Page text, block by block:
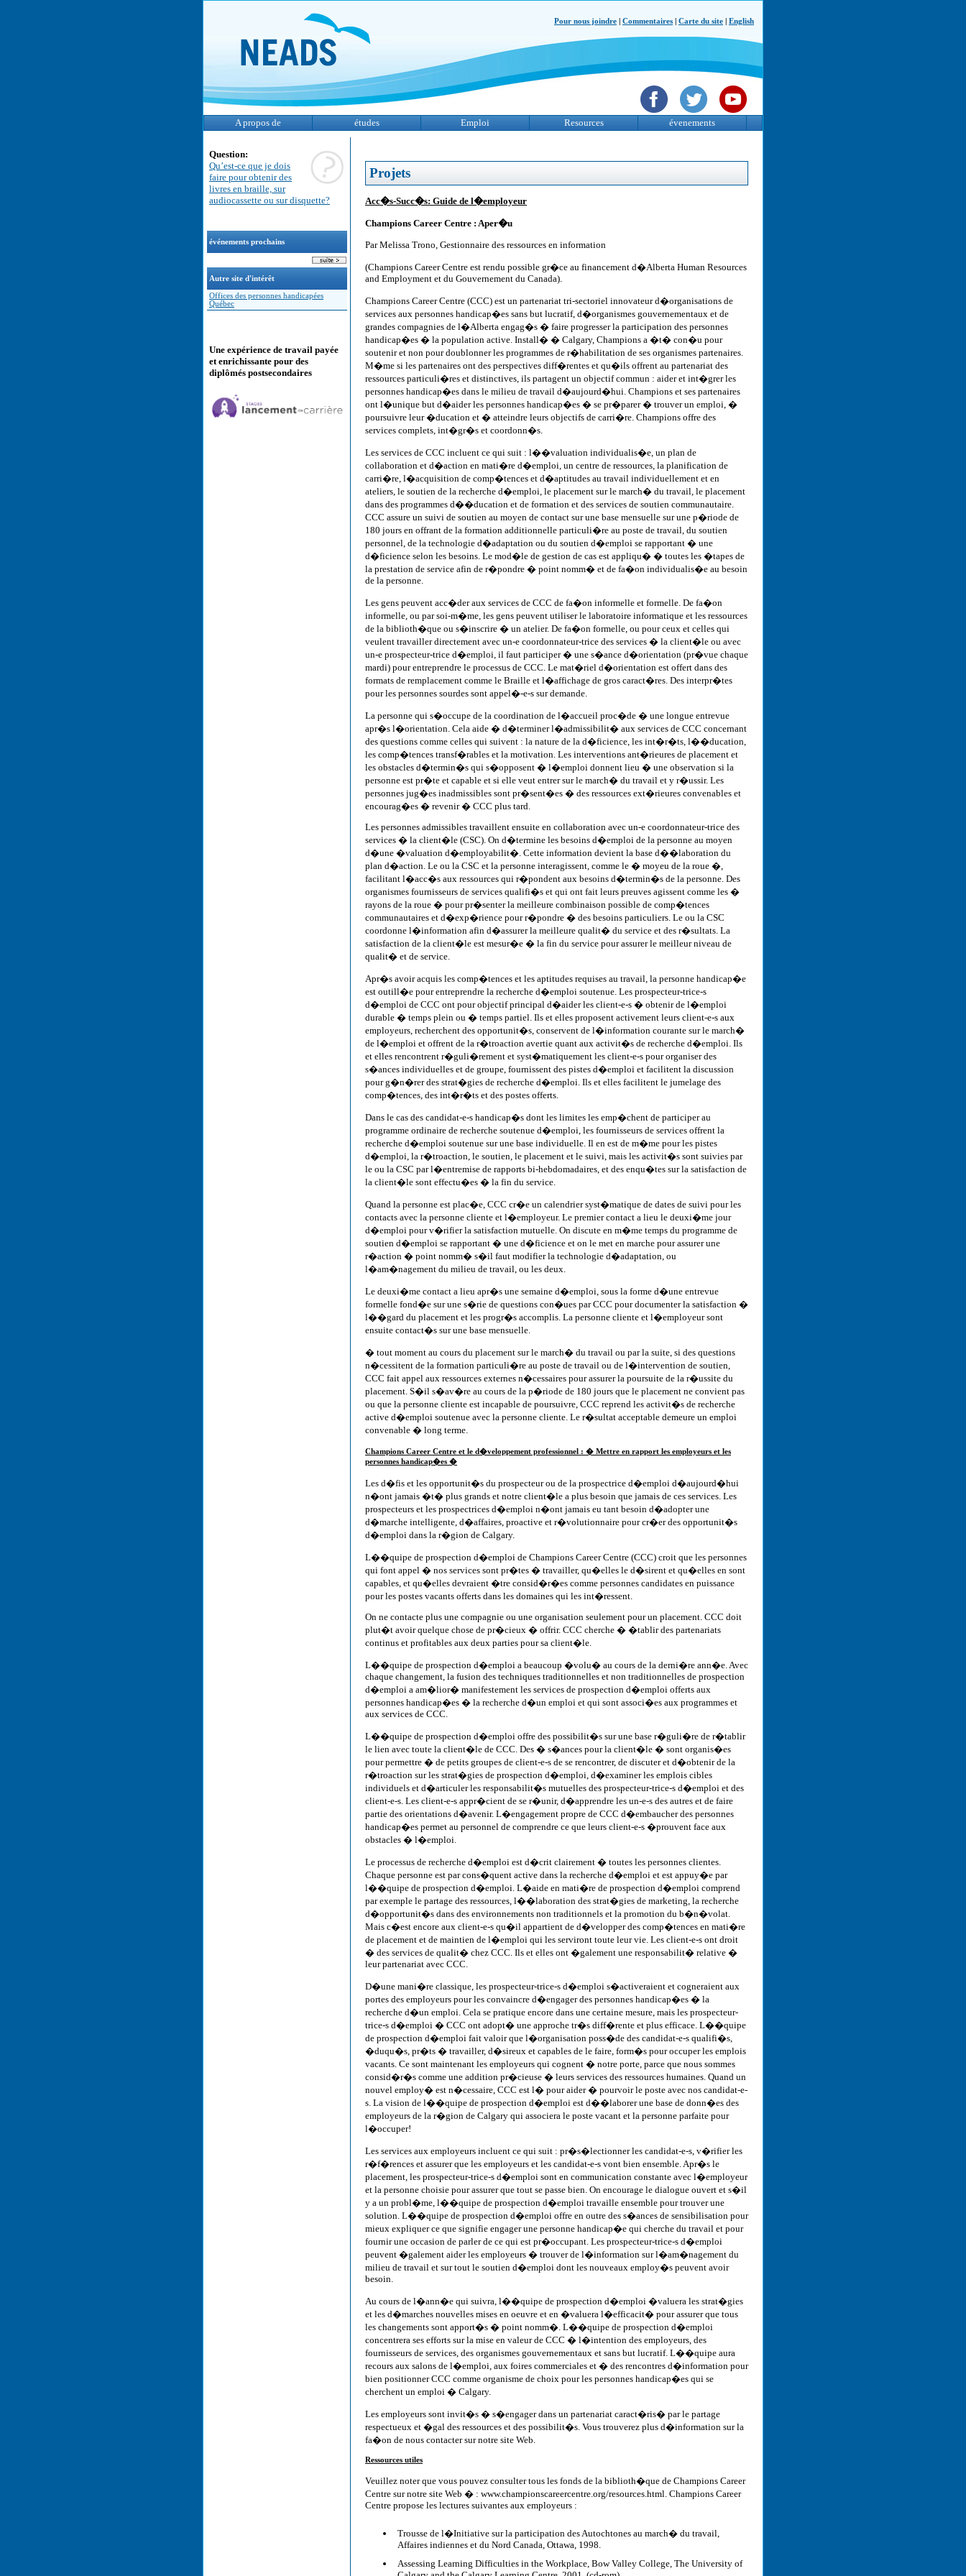
Pour nous joindre Commentaires Carte du site English
A propos de études Emploi Resources évenements
Question:
Qu’est-ce que je dois
faire pour obtenir des
livres en braille, sur
audiocassette ou sur disquette?
événements prochains
Autre site d'intérêt
Offices des personnes handicapées
Québec
Une expérience de travail payée
et enrichissante pour des
diplômés postsecondaires
Projets
Acc�s-Succ�s: Guide de l�employeur
Champions Career Centre : Aper�u
Par Melissa Trono, Gestionnaire des ressources en information
(Champions Career Centre est rendu possible gr�ce au financement d�Alberta Human Resources
and Employment et du Gouvernement du Canada).
Champions Career Centre (CCC) est un partenariat tri-sectoriel innovateur d�organisations de
services aux personnes handicap�es sans but lucratif, d�organismes gouvernementaux et de
grandes compagnies de l�Alberta engag�s � faire progresser la participation des personnes
handicap�es � la population active. Install� � Calgary, Champions a �t� con�u pour
soutenir et non pour doublonner les programmes de r�habilitation de ses organismes partenaires.
M�me si les partenaires ont des perspectives diff�rentes et qu�ils offrent au partenariat des
ressources particuli�res et distinctives, ils partagent un objectif commun : aider et int�grer les
personnes handicap�es dans le milieu de travail d�aujourd�hui. Champions et ses partenaires
ont l�unique but d�aider les personnes handicap�es � se pr�parer � trouver un emploi, �
poursuivre leur �ducation et � atteindre leurs objectifs de carri�re. Champions offre des
services complets, int�gr�s et coordonn�s.
Les services de CCC incluent ce qui suit : l��valuation individualis�e, un plan de
collaboration et d�action en mati�re d�emploi, un centre de ressources, la planification de
carri�re, l�acquisition de comp�tences et d�aptitudes au travail individuellement et en
ateliers, le soutien de la recherche d�emploi, le placement sur le march� du travail, le placement
dans des programmes d��ducation et de formation et des services de soutien communautaire.
CCC assure un suivi de soutien au moyen de contact sur une base mensuelle sur une p�riode de
180 jours en offrant de la formation additionnelle particuli�re au poste de travail, du soutien
personnel, de la technologie d�adaptation ou du soutien d�emploi se rapportant � une
d�ficience selon les besoins. Le mod�le de gestion de cas est appliqu� � toutes les �tapes de
la prestation de service afin de r�pondre � point nomm� et de fa�on individualis�e au besoin
de la personne.
Les gens peuvent acc�der aux services de CCC de fa�on informelle et formelle. De fa�on
informelle, ou par soi-m�me, les gens peuvent utiliser le laboratoire informatique et les ressources
de la biblioth�que ou s�inscrire � un atelier. De fa�on formelle, ou pour ceux et celles qui
veulent travailler directement avec un-e coordonnateur-trice des services � la client�le ou avec
un-e prospecteur-trice d�emploi, il faut participer � une s�ance d�orientation (pr�vue chaque
mardi) pour entreprendre le processus de CCC. Le mat�riel d�orientation est offert dans des
formats de remplacement comme le Braille et l�affichage de gros caract�res. Des interpr�tes
pour les personnes sourdes sont appel�-e-s sur demande.
La personne qui s�occupe de la coordination de l�accueil proc�de � une longue entrevue
apr�s l�orientation. Cela aide � d�terminer l�admissibilit� aux services de CCC concernant
des questions comme celles qui suivent : la nature de la d�ficience, les int�r�ts, l��ducation,
les comp�tences transf�rables et la motivation. Les interventions ant�rieures de placement et
les obstacles d�termin�s qui s�opposent � l�emploi donnent lieu � une observation si la
personne est pr�te et capable et si elle veut entrer sur le march� du travail et y r�ussir. Les
personnes jug�es inadmissibles sont pr�sent�es � des ressources ext�rieures convenables et
encourag�es � revenir � CCC plus tard.
Les personnes admissibles travaillent ensuite en collaboration avec un-e coordonnateur-trice des
services � la client�le (CSC). On d�termine les besoins d�emploi de la personne au moyen
d�une �valuation d�employabilit�. Cette information devient la base d��laboration du
plan d�action. Le ou la CSC et la personne interagissent, comme le � moyeu de la roue �,
facilitant l�acc�s aux ressources qui r�pondent aux besoins d�termin�s de la personne. Des
organismes fournisseurs de services qualifi�s et qui ont fait leurs preuves agissent comme les �
rayons de la roue � pour pr�senter la meilleure combinaison possible de comp�tences
communautaires et d�exp�rience pour r�pondre � des besoins particuliers. Le ou la CSC
coordonne l�information afin d�assurer la meilleure qualit� du service et des r�sultats. La
satisfaction de la client�le est mesur�e � la fin du service pour assurer le meilleur niveau de
qualit� et de service.
Apr�s avoir acquis les comp�tences et les aptitudes requises au travail, la personne handicap�e
est outill�e pour entreprendre la recherche d�emploi soutenue. Les prospecteur-trice-s
d�emploi de CCC ont pour objectif principal d�aider les client-e-s � obtenir de l�emploi
durable � temps plein ou � temps partiel. Ils et elles proposent activement leurs client-e-s aux
employeurs, recherchent des opportunit�s, conservent de l�information courante sur le march�
de l�emploi et offrent de la r�troaction avertie quant aux activit�s de recherche d�emploi. Ils
et elles rencontrent r�guli�rement et syst�matiquement les client-e-s pour organiser des
s�ances individuelles et de groupe, fournissent des pistes d�emploi et facilitent la discussion
pour g�n�rer des strat�gies de recherche d�emploi. Ils et elles facilitent le jumelage des
comp�tences, des int�r�ts et des postes offerts.
Dans le cas des candidat-e-s handicap�s dont les limites les emp�chent de participer au
programme ordinaire de recherche soutenue d�emploi, les fournisseurs de services offrent la
recherche d�emploi soutenue sur une base individuelle. Il en est de m�me pour les pistes
d�emploi, la r�troaction, le soutien, le placement et le suivi, mais les activit�s sont suivies par
le ou la CSC par l�entremise de rapports bi-hebdomadaires, et des enqu�tes sur la satisfaction de
la client�le sont effectu�es � la fin du service.
Quand la personne est plac�e, CCC cr�e un calendrier syst�matique de dates de suivi pour les
contacts avec la personne cliente et l�employeur. Le premier contact a lieu le deuxi�me jour
d�emploi pour v�rifier la satisfaction mutuelle. On discute en m�me temps du programme de
soutien d�emploi se rapportant � une d�ficience et on le met en marche pour assurer une
r�action � point nomm� s�il faut modifier la technologie d�adaptation, ou
l�am�nagement du milieu de travail, ou les deux.
Le deuxi�me contact a lieu apr�s une semaine d�emploi, sous la forme d�une entrevue
formelle fond�e sur une s�rie de questions con�ues par CCC pour documenter la satisfaction �
l��gard du placement et les progr�s accomplis. La personne cliente et l�employeur sont
ensuite contact�s sur une base mensuelle.
� tout moment au cours du placement sur le march� du travail ou par la suite, si des questions
n�cessitent de la formation particuli�re au poste de travail ou de l�intervention de soutien,
CCC fait appel aux ressources externes n�cessaires pour assurer la poursuite de la r�ussite du
placement. S�il s�av�re au cours de la p�riode de 180 jours que le placement ne convient pas
ou que la personne cliente est incapable de poursuivre, CCC reprend les activit�s de recherche
active d�emploi soutenue avec la personne cliente. Le r�sultat acceptable demeure un emploi
convenable � long terme.
Champions Career Centre et le d�veloppement professionnel : � Mettre en rapport les employeurs et les
personnes handicap�es �
Les d�fis et les opportunit�s du prospecteur ou de la prospectrice d�emploi d�aujourd�hui
n�ont jamais �t� plus grands et notre client�le a plus besoin que jamais de ces services. Les
prospecteurs et les prospectrices d�emploi n�ont jamais eu tant besoin d�adopter une
d�marche intelligente, d�affaires, proactive et r�volutionnaire pour cr�er des opportunit�s
d�emploi dans la r�gion de Calgary.
L��quipe de prospection d�emploi de Champions Career Centre (CCC) croit que les personnes
qui font appel � nos services sont pr�tes � travailler, qu�elles le d�sirent et qu�elles en sont
capables, et qu�elles devraient �tre consid�r�es comme personnes candidates en puissance
pour les postes vacants offerts dans les domaines qui les int�ressent.
On ne contacte plus une compagnie ou une organisation seulement pour un placement. CCC doit
plut�t avoir quelque chose de pr�cieux � offrir. CCC cherche � �tablir des partenariats
continus et profitables aux deux parties pour sa client�le.
L��quipe de prospection d�emploi a beaucoup �volu� au cours de la derni�re ann�e. Avec
chaque changement, la fusion des techniques traditionnelles et non traditionnelles de prospection
d�emploi a am�lior� manifestement les services de prospection d�emploi offerts aux
personnes handicap�es � la recherche d�un emploi et qui sont associ�es aux programmes et
aux services de CCC.
L��quipe de prospection d�emploi offre des possibilit�s sur une base r�guli�re de r�tablir
le lien avec toute la client�le de CCC. Des � s�ances pour la client�le � sont organis�es
pour permettre � de petits groupes de client-e-s de se rencontrer, de discuter et d�obtenir de la
r�troaction sur les strat�gies de prospection d�emploi, d�examiner les emplois cibles
individuels et d�articuler les responsabilit�s mutuelles des prospecteur-trice-s d�emploi et des
client-e-s. Les client-e-s appr�cient de se r�unir, d�apprendre les un-e-s des autres et de faire
partie des orientations d�avenir. L�engagement propre de CCC d�embaucher des personnes
handicap�es permet au personnel de comprendre ce que leurs client-e-s �prouvent face aux
obstacles � l�emploi.
Le processus de recherche d�emploi est d�crit clairement � toutes les personnes clientes.
Chaque personne est par cons�quent active dans la recherche d�emploi et est appuy�e par
l��quipe de prospection d�emploi. L�aide en mati�re de prospection d�emploi comprend
par exemple le partage des ressources, l��laboration des strat�gies de marketing, la recherche
d�opportunit�s dans des environnements non traditionnels et la promotion du b�n�volat.
Mais c�est encore aux client-e-s qu�il appartient de d�velopper des comp�tences en mati�re
de placement et de maintien de l�emploi qui les serviront toute leur vie. Les client-e-s ont droit
� des services de qualit� chez CCC. Ils et elles ont �galement une responsabilit� relative �
leur partenariat avec CCC.
D�une mani�re classique, les prospecteur-trice-s d�emploi s�activeraient et cogneraient aux
portes des employeurs pour les convaincre d�engager des personnes handicap�es � la
recherche d�un emploi. Cela se pratique encore dans une certaine mesure, mais les prospecteur-
trice-s d�emploi � CCC ont adopt� une approche tr�s diff�rente et plus efficace. L��quipe
de prospection d�emploi fait valoir que l�organisation poss�de des candidat-e-s qualifi�s,
�duqu�s, pr�ts � travailler, d�sireux et capables de le faire, form�s pour occuper les emplois
vacants. Ce sont maintenant les employeurs qui cognent � notre porte, parce que nous sommes
consid�r�s comme une addition pr�cieuse � leurs services des ressources humaines. Quand un
nouvel employ� est n�cessaire, CCC est l� pour aider � pourvoir le poste avec nos candidat-e-
s. La vision de l��quipe de prospection d�emploi est d��laborer une base de donn�es des
employeurs de la r�gion de Calgary qui associera le poste vacant et la personne parfaite pour
l�occuper!
Les services aux employeurs incluent ce qui suit : pr�s�lectionner les candidat-e-s, v�rifier les
r�f�rences et assurer que les employeurs et les candidat-e-s vont bien ensemble. Apr�s le
placement, les prospecteur-trice-s d�emploi sont en communication constante avec l�employeur
et la personne choisie pour assurer que tout se passe bien. On encourage le dialogue ouvert et s�il
y a un probl�me, l��quipe de prospection d�emploi travaille ensemble pour trouver une
solution. L��quipe de prospection d�emploi offre en outre des s�ances de sensibilisation pour
mieux expliquer ce que signifie engager une personne handicap�e qui cherche du travail et pour
fournir une occasion de parler de ce qui est pr�occupant. Les prospecteur-trice-s d�emploi
peuvent �galement aider les employeurs � trouver de l�information sur l�am�nagement du
milieu de travail et sur tout le soutien d�emploi dont les nouveaux employ�s peuvent avoir
besoin.
Au cours de l�ann�e qui suivra, l��quipe de prospection d�emploi �valuera les strat�gies
et les d�marches nouvelles mises en oeuvre et en �valuera l�efficacit� pour assurer que tous
les changements sont apport�s � point nomm�. L��quipe de prospection d�emploi
concentrera ses efforts sur la mise en valeur de CCC � l�intention des employeurs, des
fournisseurs de services, des organismes gouvernementaux et sans but lucratif. L��quipe aura
recours aux salons de l�emploi, aux foires commerciales et � des rencontres d�information pour
bien positionner CCC comme organisme de choix pour les personnes handicap�es qui se
cherchent un emploi � Calgary.
Les employeurs sont invit�s � s�engager dans un partenariat caract�ris� par le partage
respectueux et �gal des ressources et des possibilit�s. Vous trouverez plus d�information sur la
fa�on de nous contacter sur notre site Web.
Ressources utiles
Veuillez noter que vous pouvez consulter tous les fonds de la biblioth�que de Champions Career
Centre sur notre site Web � : www.championscareercentre.org/resources.html. Champions Career
Centre propose les lectures suivantes aux employeurs :
Trousse de l�Initiative sur la participation des Autochtones au march� du travail,
Affaires indiennes et du Nord Canada, Ottawa, 1998.
Assessing Learning Difficulties in the Workplace, Bow Valley College, The University of